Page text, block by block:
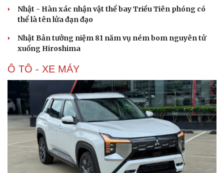
Tư vấn
Săn Tour
check-in
Câu chuyện thời sự
Cửa sổ tình yêu
Nhật - Hàn xác nhận vật thể bay Triều Tiên phóng có
thể là tên lửa đạn đạo
Nhật Bản tưởng niệm 81 năm vụ ném bom nguyên tử
xuống Hiroshima
Ô TÔ - XE MÁY